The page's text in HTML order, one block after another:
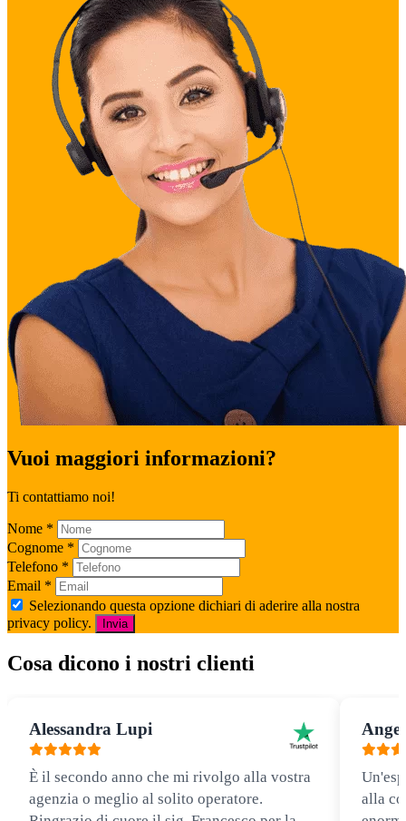
Vuoi maggiori informazioni?
Ti contattiamo noi!
Nome *
Cognome *
Telefono *
Email *
Selezionando questa opzione dichiari di aderire alla nostra
privacy policy.
Invia
Cosa dicono i nostri clienti
Alessandra Lupi
È il secondo anno che mi rivolgo alla vostra
agenzia o meglio al solito operatore.
alla